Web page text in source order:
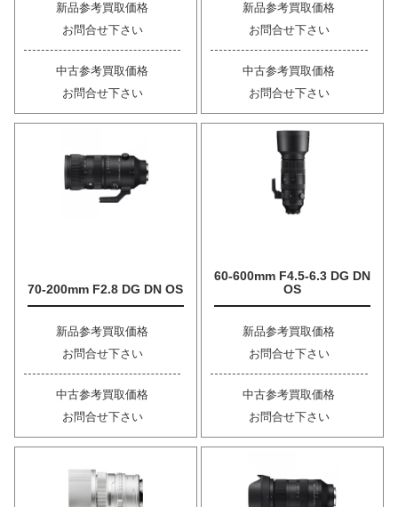
新品参考買取価格
お問合せ下さい
中古参考買取価格
お問合せ下さい
新品参考買取価格
お問合せ下さい
中古参考買取価格
お問合せ下さい
70-200mm F2.8 DG DN OS
新品参考買取価格
お問合せ下さい
中古参考買取価格
お問合せ下さい
60-600mm F4.5-6.3 DG DN
OS
新品参考買取価格
お問合せ下さい
中古参考買取価格
お問合せ下さい